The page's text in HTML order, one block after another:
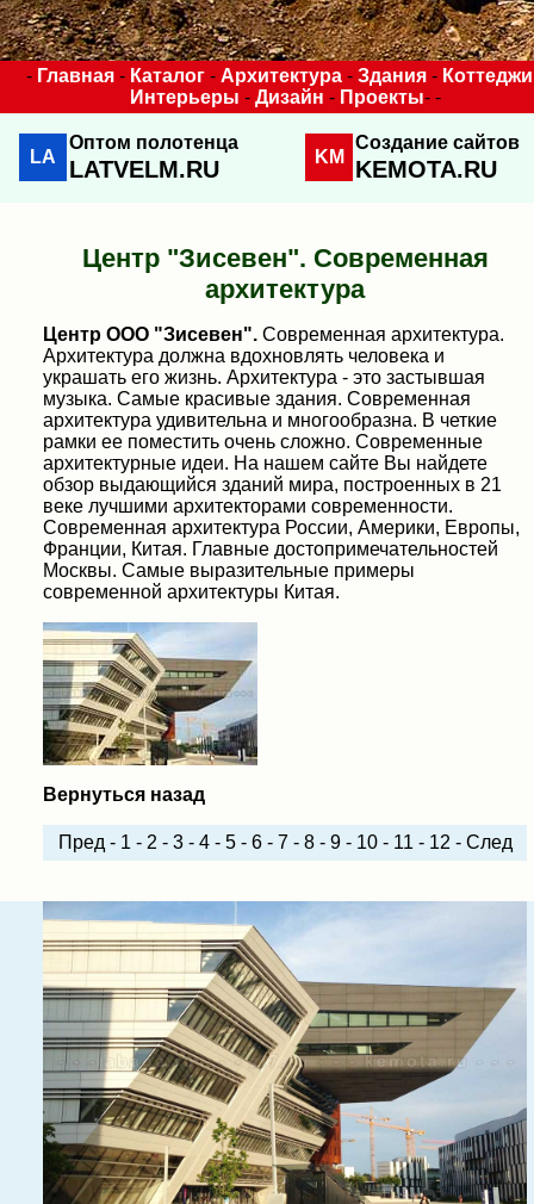
- Главная - Каталог - Архитектура - Здания - Коттеджи
Интерьеры - Дизайн - Проекты- -
LA
Оптом полотенца
LATVELM.RU KM
Создание сайтов
KEMOTA.RU
Центр "Зисевен". Современная
архитектура
Центр ООО "Зисевен". Современная архитектура.
Архитектура должна вдохновлять человека и
украшать его жизнь. Архитектура - это застывшая
музыка. Самые красивые здания. Современная
архитектура удивительна и многообразна. В четкие
рамки ее поместить очень сложно. Современные
архитектурные идеи. На нашем сайте Вы найдете
обзор выдающийся зданий мира, построенных в 21
веке лучшими архитекторами современности.
Современная архитектура России, Америки, Европы,
Франции, Китая. Главные достопримечательностей
Москвы. Самые выразительные примеры
современной архитектуры Китая.
Вернуться назад
Пред - 1 - 2 - 3- 4- 5- 6- 7- 8- 9- 10- 11 - 12 - След